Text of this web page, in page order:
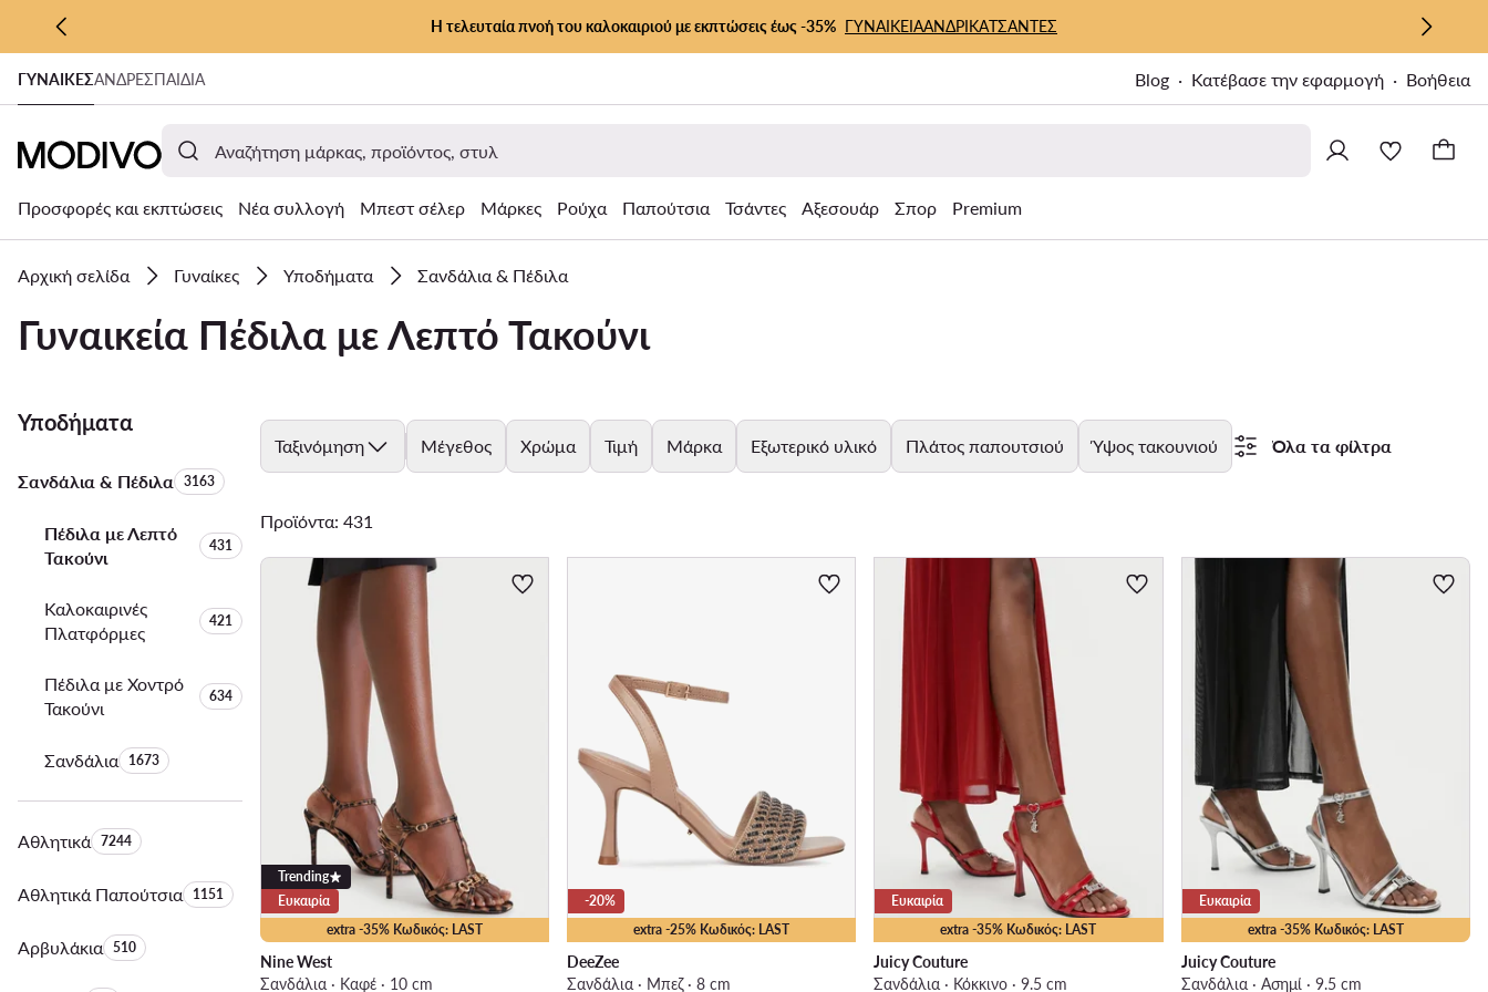
ΜΕΤΆΒΑΣΗ ΣΤΟ ΚΎΡΙΟ ΠΕΡΙΕΧΌΜΕΝΟ
ΜΕΤΆΒΑΣΗ ΣΤΗΝ ΑΝΑΖΉΤΗΣΗ
Η τελευταία πνοή του καλοκαιριού με εκπτώσεις έως -35% ΓΥΝΑΙΚΕΙΑΑΝΔΡΙΚΑΤΣΑΝΤΕΣ
ΓΥΝΑΊΚΕΣΑΝΔΡΕΣΠΑΙΔΙΑ Blog Κατέβασε την εφαρμογή Βοήθεια
Προσφορές και εκπτώσεις Νέα συλλογή Μπεστ σέλερ Μάρκες Ρούχα Παπούτσια Τσάντες Αξεσουάρ Σπορ Premium
Αρχική σελίδα Γυναίκες Υποδήματα Σανδάλια & Πέδιλα
Γυναικεία Πέδιλα με Λεπτό Τακούνι
Υποδήματα
Σανδάλια & ΠέδιλαΑριθμός προϊόντων:
3163
Πέδιλα με Λεπτό
Τακούνι
Αριθμός προϊόντων:
431
Καλοκαιρινές
Πλατφόρμες
Αριθμός προϊόντων:
421
Πέδιλα με Χοντρό
Τακούνι
Αριθμός προϊόντων:
634
ΣανδάλιαΑριθμός προϊόντων:
1673
ΑθλητικάΑριθμός προϊόντων:
7244
Αθλητικά ΠαπούτσιαΑριθμός προϊόντων:
1151
ΑρβυλάκιαΑριθμός προϊόντων:
510
Ταξινόμηση Μέγεθος Χρώμα Τιμή Μάρκα Εξωτερικό υλικό Πλάτος παπουτσιού Ύψος τακουνιού Όλα τα φίλτρα
Προϊόντα: 431
extra -35% Κωδικός: LAST
Trending
Ευκαιρία
Nine West
Σανδάλια · Καφέ · 10 cm
extra -25% Κωδικός: LAST
-20%
DeeZee
Σανδάλια · Μπεζ · 8 cm
extra -35% Κωδικός: LAST
Ευκαιρία
Juicy Couture
Σανδάλια · Κόκκινο · 9.5 cm
extra -35% Κωδικός: LAST
Ευκαιρία
Juicy Couture
Σανδάλια · Ασημί · 9.5 cm